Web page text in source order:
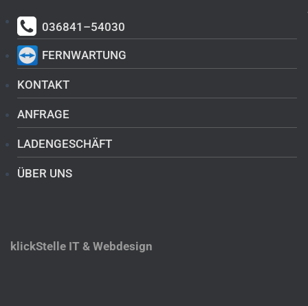
036841–54030
FERNWARTUNG
KONTAKT
ANFRAGE
LADENGESCHÄFT
ÜBER UNS
klickStelle IT & Webdesign